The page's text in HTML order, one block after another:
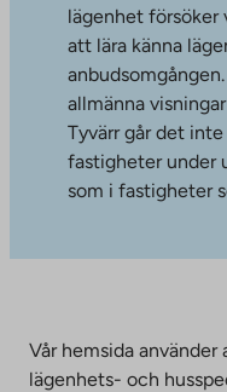
lägenhet försöker
att lära känna
allmänna
Tyvärr går det
fastigheter under
som i fastigheter
Vår hemsida
lägenhets- och